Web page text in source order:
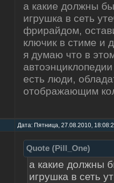
а какие должны
игрушка в сеть
фрирайдом,
ключик в стиме и
я думаю что в
есть люди,
отображающим
Дата: Пятница, 27.08.2010,
Quote (Pill_One)
а какие должны
игрушка в сеть